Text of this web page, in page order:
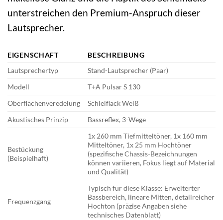
unterstreichen den Premium-Anspruch dieser
Lautsprecher.
EIGENSCHAFT
BESCHREIBUNG
Lautsprechertyp
Stand-Lautsprecher (Paar)
Modell
T+A Pulsar S 130
Oberflächenveredelung
Schleiflack Weiß
Akustisches Prinzip
Bassreflex, 3-Wege
Bestückung
(Beispielhaft)
1x 260 mm Tiefmitteltöner, 1x 160 mm
Mitteltöner, 1x 25 mm Hochtöner
(spezifische Chassis-Bezeichnungen
können variieren, Fokus liegt auf Material
und Qualität)
Frequenzgang
Typisch für diese Klasse: Erweiterter
Bassbereich, lineare Mitten, detailreicher
Hochton (präzise Angaben siehe
technisches Datenblatt)